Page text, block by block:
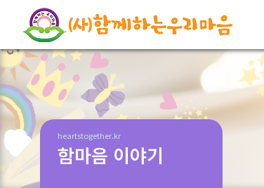
heartstogether.kr
함마음 이야기